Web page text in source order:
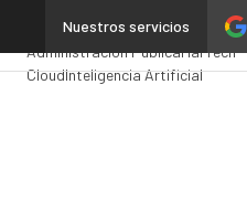
Nuestros servicios
Premios ComputingAnalytics
Administración PúblicaMarTech
CloudInteligencia Artificial